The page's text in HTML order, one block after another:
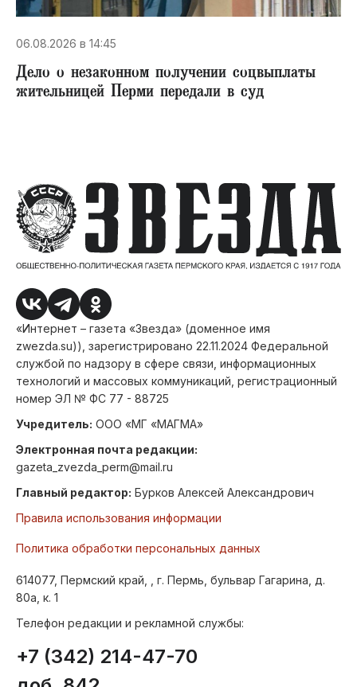
06.08.2026 в 14:45
Дело о незаконном получении соцвыплаты
жительницей Перми передали в суд
«Интернет – газета «Звезда» (доменное имя
zwezda.su)), зарегистрировано 22.11.2024 Федеральной
службой по надзору в сфере связи, информационных
технологий и массовых коммуникаций, регистрационный
номер ЭЛ № ФС 77 - 88725
Учредитель: ООО «МГ «МАГМА»
Электронная почта редакции:
gazeta_zvezda_perm@mail.ru
Главный редактор: Бурков Алексей Александрович
Правила использования информации
Политика обработки персональных данных
614077, Пермский край, , г. Пермь, бульвар Гагарина, д.
80а, к. 1
Телефон редакции и рекламной службы:
+7 (342) 214-47-70